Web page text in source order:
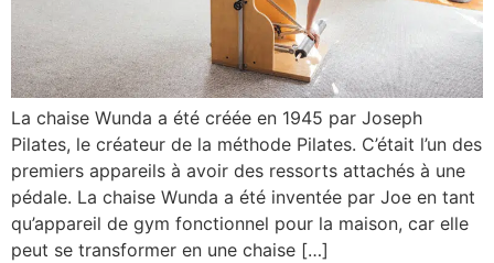
La chaise Wunda a été créée en 1945 par Joseph
Pilates, le créateur de la méthode Pilates. C’était l’un des
premiers appareils à avoir des ressorts attachés à une
pédale. La chaise Wunda a été inventée par Joe en tant
qu’appareil de gym fonctionnel pour la maison, car elle
peut se transformer en une chaise […]